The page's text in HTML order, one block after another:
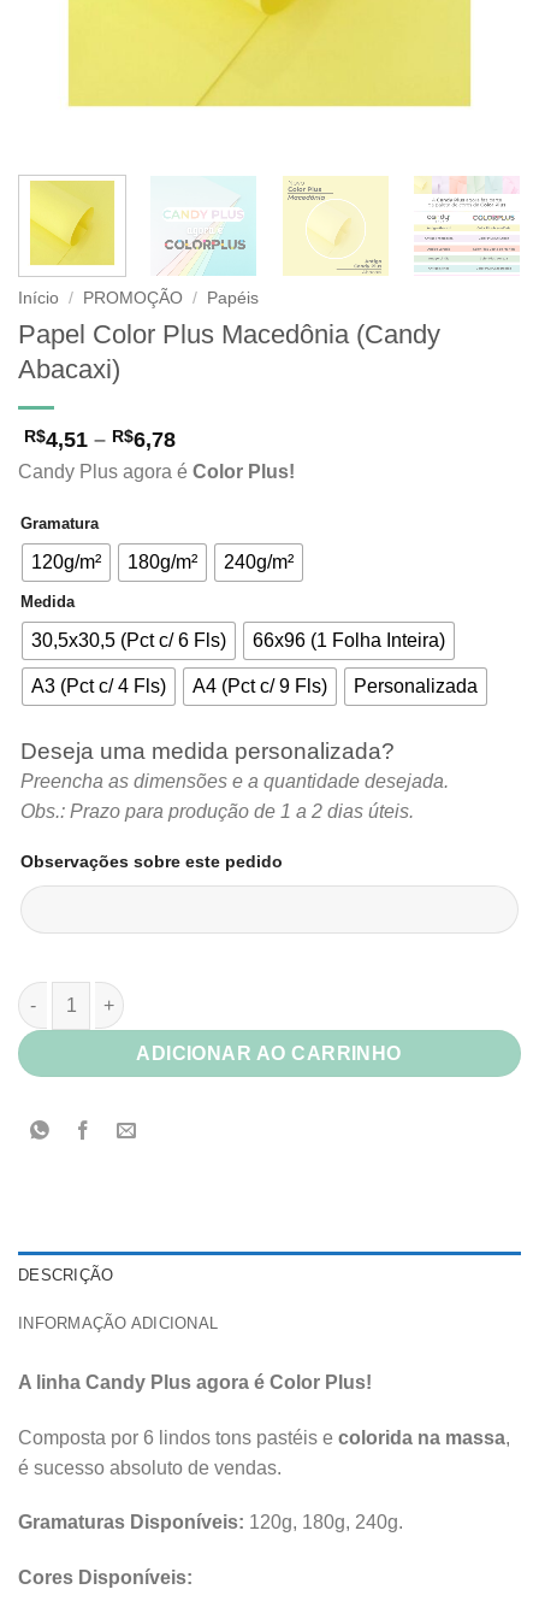
Início / PROMOÇÃO / Papéis
Papel Color Plus Macedônia (Candy
Abacaxi)
R$4,51 – R$6,78Faixa
de
preço:
R$6,78
Candy Plus agora é Color Plus!
Gramatura
120g/m² 180g/m² 240g/m²
Medida
30,5x30,5 (Pct c/ 6 Fls) 66x96 (1 Folha Inteira)
A3 (Pct c/ 4 Fls) A4 (Pct c/ 9 Fls) Personalizada
Deseja uma medida personalizada?
Preencha as dimensões e a quantidade desejada.
Obs.: Prazo para produção de 1 a 2 dias úteis.
Observações sobre este pedido
Papel Color Plus Macedônia (Candy Abacaxi) quantidade
ADICIONAR AO CARRINHO
DESCRIÇÃO
INFORMAÇÃO ADICIONAL
A linha Candy Plus agora é Color Plus!
Composta por 6 lindos tons pastéis e colorida na massa,
é sucesso absoluto de vendas.
Gramaturas Disponíveis: 120g, 180g, 240g.
Cores Disponíveis: